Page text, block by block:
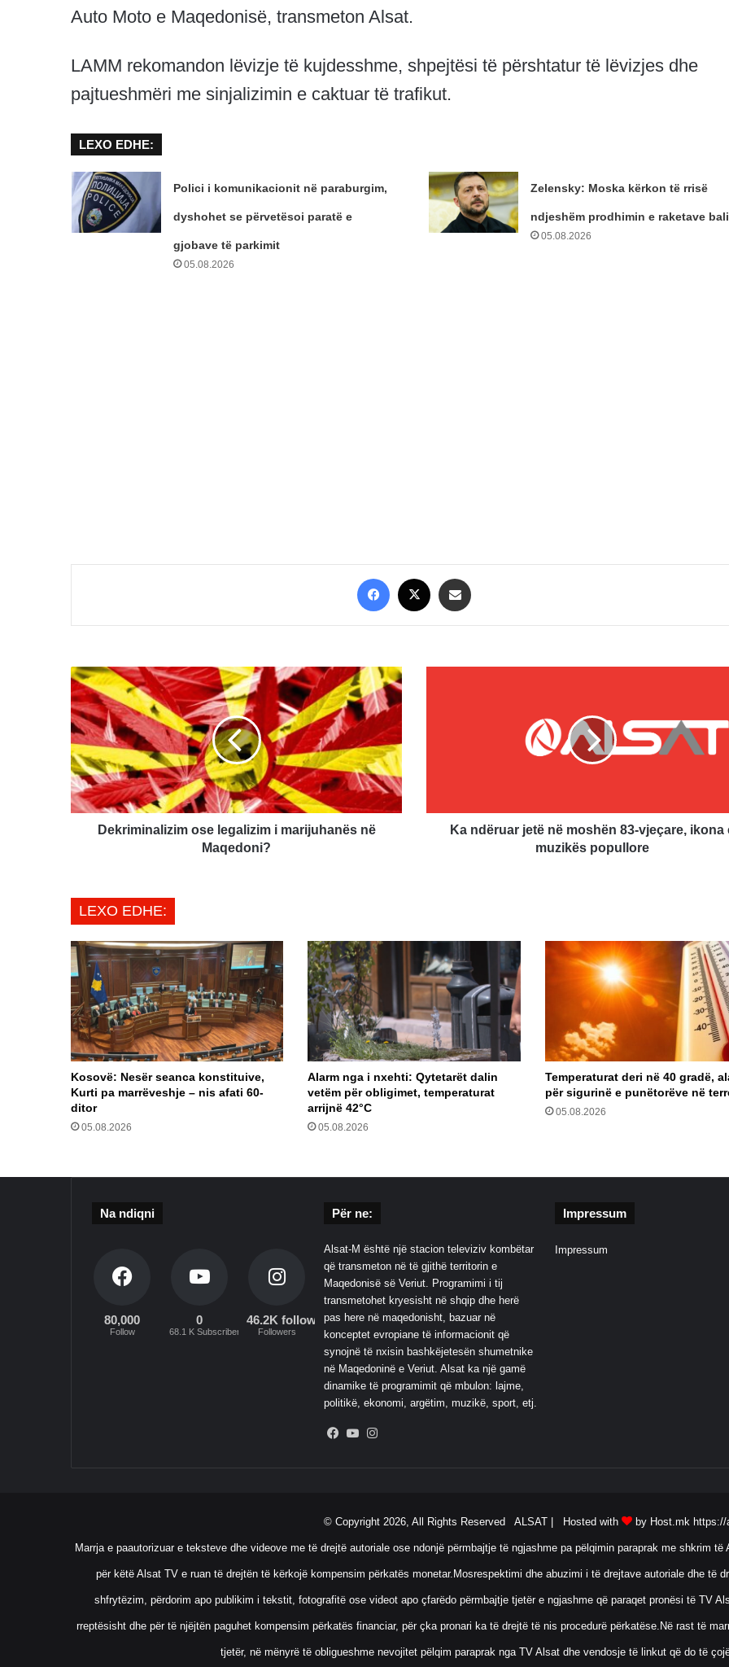
Auto Moto e Maqedonisë, transmeton Alsat.
LAMM rekomandon lëvizje të kujdesshme, shpejtësi të përshtatur të lëvizjes dhe
pajtueshmëri me sinjalizimin e caktuar të trafikut.
LEXO EDHE:
Polici i komunikacionit në paraburgim,
dyshohet se përvetësoi paratë e
gjobave të parkimit
05.08.2026
Zelensky: Moska kërkon të rrisë
ndjeshëm prodhimin e raketave
05.08.2026
Facebook
Dekriminalizim
ose
legalizim
i
marijuhanës
në
Maqedoni?
Dekriminalizim ose legalizim i marijuhanës në
Maqedoni?
e
muzikësKa ndëruar jetë në moshën 83-vjeçare, ikona
muzikës popullore
LEXO EDHE:
Kosovë: Nesër seanca konstituive,
Kurti pa marrëveshje – nis afati 60-
ditor
05.08.2026
Alarm nga i nxehti: Qytetarët dalin
vetëm për obligimet, temperaturat
arrijnë 42°C
05.08.2026
Temperaturat deri në 40 gradë,
për sigurinë e punëtorëve në
05.08.2026
Na ndiqni
80,000
Follow
0
68.1 K Subscribers
46.2K followers
Followers
Për ne:
Alsat-M është një stacion televiziv kombëtar
që transmeton në të gjithë territorin e
Maqedonisë së Veriut. Programimi i tij
transmetohet kryesisht në shqip dhe herë
pas here në maqedonisht, bazuar në
konceptet evropiane të informacionit që
synojnë të nxisin bashkëjetesën shumetnike
në Maqedoninë e Veriut. Alsat ka një gamë
dinamike të programimit që mbulon: lajme,
politikë, ekonomi, argëtim, muzikë, sport, etj.
Facebook
YouTube
Impressum
Impressum
© Copyright 2026, All Rights Reserved ALSAT | Hosted with by Host.mk
Marrja e paautorizuar e teksteve dhe videove me të drejtë autoriale ose ndonjë përmbajtje të ngjashme pa pëlqimin paraprak me shkrim
për këtë Alsat TV e ruan të drejtën të kërkojë kompensim përkatës monetar.Mosrespektimi dhe abuzimi i të drejtave autoriale dhe të
shfrytëzim, përdorim apo publikim i tekstit, fotografitë ose videot apo çfarëdo përmbajtje tjetër e ngjashme që paraqet pronësi të TV
rreptësisht dhe për të njëjtën paguhet kompensim përkatës financiar, për çka pronari ka të drejtë të nis procedurë përkatëse.Në rast të
tjetër, në mënyrë të obligueshme nevojitet pëlqim paraprak nga TV Alsat dhe vendosje të linkut që do të